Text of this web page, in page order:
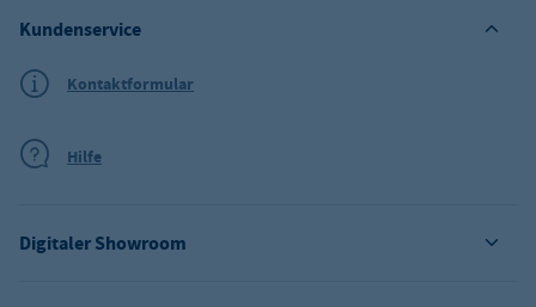
Digitaler Showroom
Kundenservice
Kontaktformular
Hilfe